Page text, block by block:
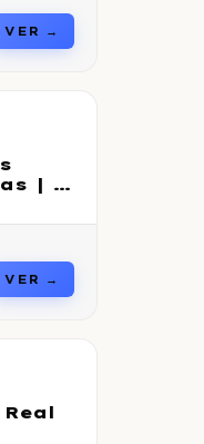
VER →
| ♻️
VER →